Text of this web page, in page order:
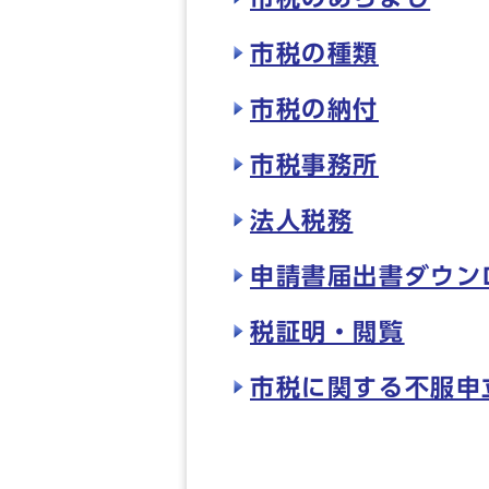
市税の種類
市税の納付
市税事務所
法人税務
申請書届出書ダウン
税証明・閲覧
市税に関する不服申